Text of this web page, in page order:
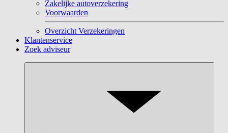
Zakelijke autoverzekering
Voorwaarden
Overzicht Verzekeringen
Klantenservice
Zoek adviseur